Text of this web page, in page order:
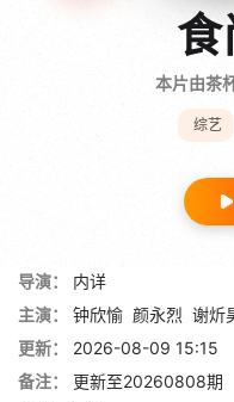
食
本片由茶
综艺
导演：
内详
主演：
钟欣愉 颜永烈 谢炘
更新：
2026-08-09 15:15
备注：
更新至20260808期